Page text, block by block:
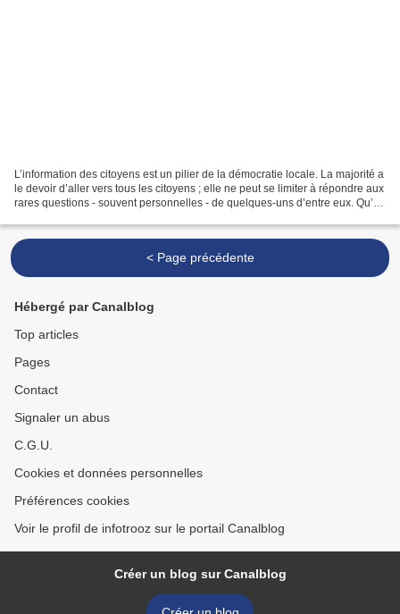
L’information des citoyens est un pilier de la démocratie locale. La majorité a
le devoir d’aller vers tous les citoyens ; elle ne peut se limiter à répondre aux
rares questions - souvent personnelles - de quelques-uns d’entre eux. Qu’en
< Page précédente
Hébergé par Canalblog
Top articles
Pages
Contact
Signaler un abus
C.G.U.
Cookies et données personnelles
Préférences cookies
Voir le profil de infotrooz sur le portail Canalblog
Créer un blog sur Canalblog